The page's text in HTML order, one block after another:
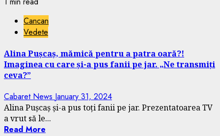
Cancan
Vedete
Alina Pușcaș, mămică pentru a patra oară?!
Imaginea cu care și-a pus fanii pe jar. „Ne transmiți
ceva?”
Cabaret News January 31, 2024
Alina Pușcaș și-a pus toți fanii pe jar. Prezentatoarea TV
a vrut să le...
Read More